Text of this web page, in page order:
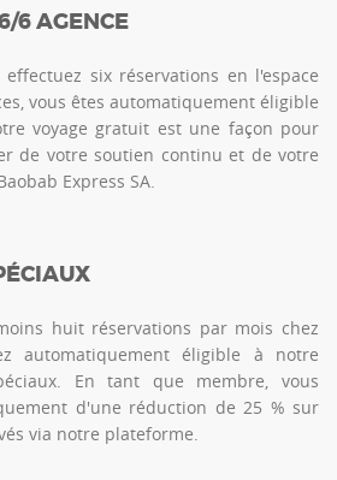
6 AGENCE
six réservations en l'espace
vous êtes automatiquement éligible
voyage gratuit est une façon pour
de votre soutien continu et de votre
Express SA.
huit réservations par mois chez
automatiquement éligible à notre
En tant que membre, vous
d'une réduction de 25 % sur
via notre plateforme.